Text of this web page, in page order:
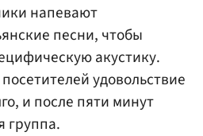
напевают
песни, чтобы
акустику.
удовольствие
и после пяти минут
группа.